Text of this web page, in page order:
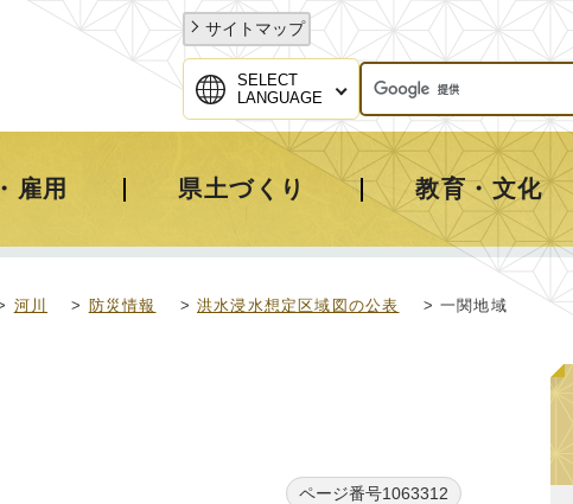
サイトマップ
SELECT
LANGUAGE
雇用 県土づくり 教育・文化
河川 > 防災情報 >洪水浸水想定区域図の公表 > 一関地域
ページ番号1063312